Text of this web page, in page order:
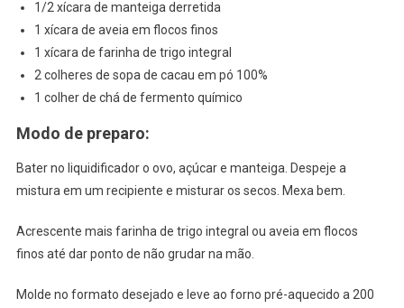
1/2 xícara de manteiga derretida
1 xícara de aveia em flocos finos
1 xícara de farinha de trigo integral
2 colheres de sopa de cacau em pó 100%
1 colher de chá de fermento químico
Modo de preparo:
Bater no liquidificador o ovo, açúcar e manteiga. Despeje a
mistura em um recipiente e misturar os secos. Mexa bem.
Acrescente mais farinha de trigo integral ou aveia em flocos
finos até dar ponto de não grudar na mão.
Molde no formato desejado e leve ao forno pré-aquecido a 200